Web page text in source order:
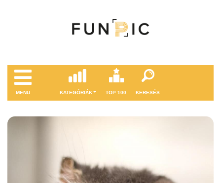
MENÜ KATEGÓRIÁK TOP 100 KERESÉS